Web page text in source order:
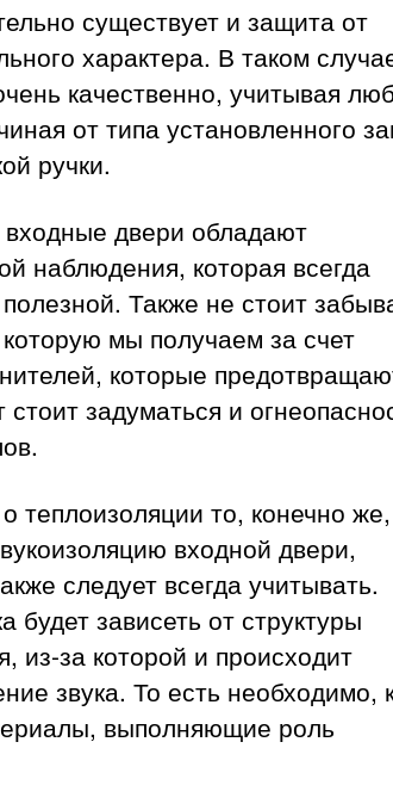
существует и защита от
характера. В таком
качественно, учитывая
от типа установленного
ручки.
двери обладают
наблюдения, которая всегда
Также не стоит
мы получаем за счет
которые
задуматься и
теплоизоляции то, конечно же,
входной двери,
следует всегда учитывать.
будет зависеть от структуры
из-за которой и происходит
звука. То есть необходимо,
выполняющие роль